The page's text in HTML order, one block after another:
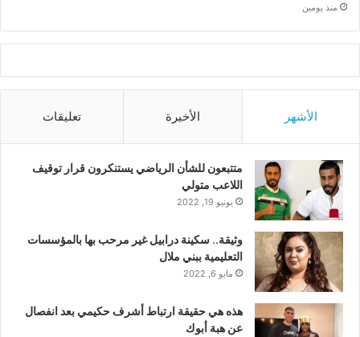
منذ يومين
الأشهر الأخيرة تعليقات
متتبعون للشأن الرياضي يستنكرون قرار توقيف
اللاعب متولي
يونيو 19, 2022
وثيقة.. سكينة درابيل غير مرحب بها بالمؤسسات
التعليمية ببني ملال
مايو 6, 2022
هذه هي حقيقة ارتباط أشرف حكيمي بعد انفصال
عن هبة أبوك